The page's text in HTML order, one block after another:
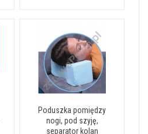
Poduszka pomiędzy
nogi, pod szyję,
separator kolan